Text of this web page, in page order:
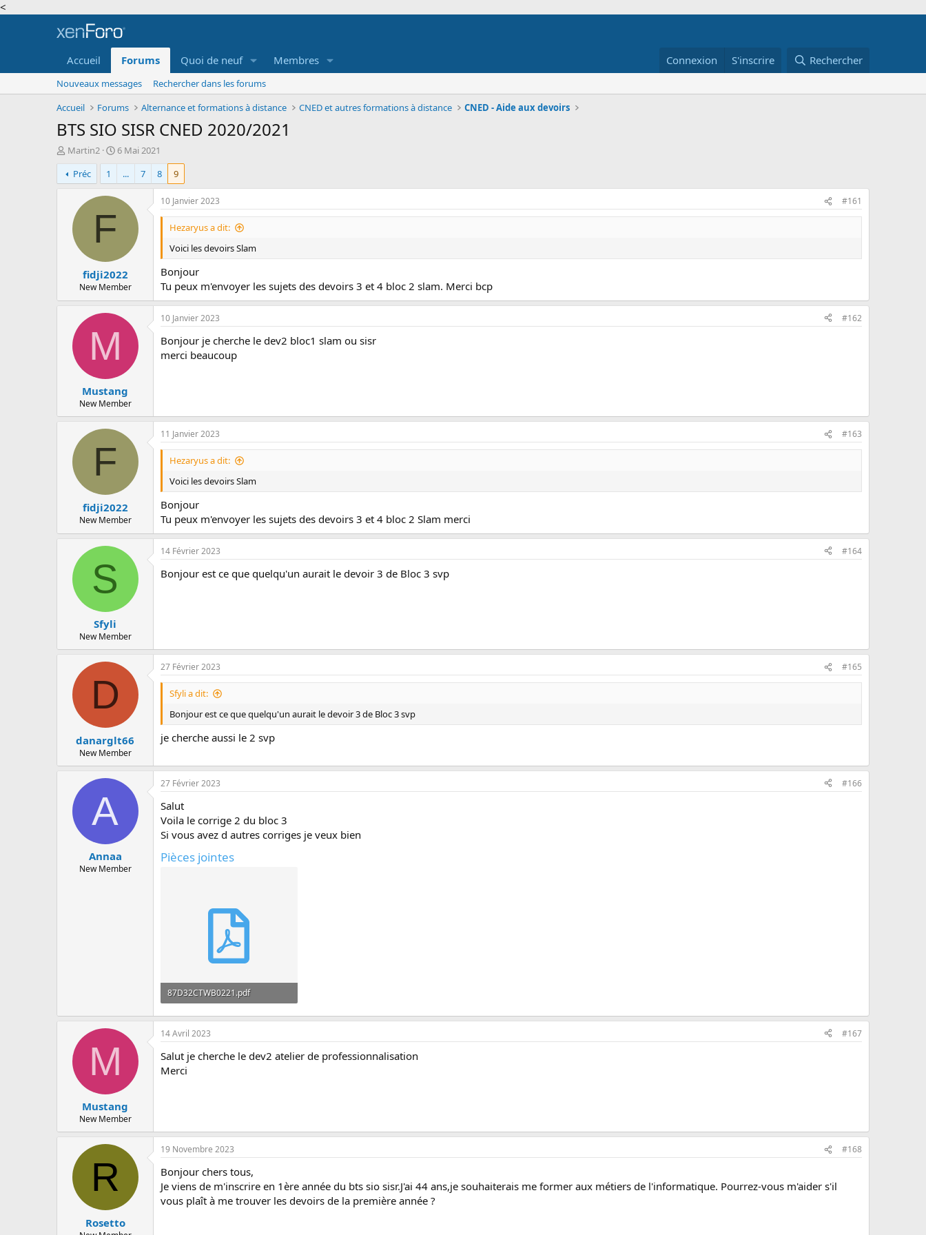
<
Accueil Forums Quoi de neuf Membres Connexion S'inscrire Rechercher
Nouveaux messages
Rechercher dans les forums
Accueil
Forums Alternance et formations à distance CNED et autres formations à distance CNED - Aide aux devoirs
BTS SIO SISR CNED 2020/2021
A
u
t
e
s
Martin2
D
a
e
d
u
t
6 Mai 2021
Préc
1 ... 7 8 9
F
fidji2022
New Member
10 Janvier 2023 #161
Hezaryus a dit:
Voici les devoirs Slam
Bonjour
Tu peux m'envoyer les sujets des devoirs 3 et 4 bloc 2 slam. Merci bcp
M
Mustang
New Member
10 Janvier 2023 #162
Bonjour je cherche le dev2 bloc1 slam ou sisr
merci beaucoup
F
fidji2022
New Member
11 Janvier 2023 #163
Hezaryus a dit:
Voici les devoirs Slam
Bonjour
Tu peux m'envoyer les sujets des devoirs 3 et 4 bloc 2 Slam merci
S
Sfyli
New Member
14 Février 2023 #164
Bonjour est ce que quelqu'un aurait le devoir 3 de Bloc 3 svp
D
danarglt66
New Member
27 Février 2023 #165
Sfyli a dit:
Bonjour est ce que quelqu'un aurait le devoir 3 de Bloc 3 svp
je cherche aussi le 2 svp
A
Annaa
New Member
27 Février 2023 #166
Salut
Voila le corrige 2 du bloc 3
Si vous avez d autres corriges je veux bien
Pièces jointes
87D32CTWB0221.pdf
191.4 KB · Affichages: 68
M
Mustang
New Member
14 Avril 2023 #167
Salut je cherche le dev2 atelier de professionnalisation
Merci
R
Rosetto
19 Novembre 2023 #168
Bonjour chers tous,
Je viens de m'inscrire en 1ère année du bts sio sisr.J'ai 44 ans,je souhaiterais me former aux métiers de l'informatique. Pourrez-vous m'aider s'il
vous plaît à me trouver les devoirs de la première année ?